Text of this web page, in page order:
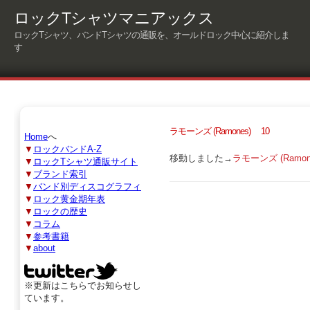
ロックTシャツマニアックス
ロックTシャツ、バンドTシャツの通販を、オールドロック中心に紹介しま
す
ラモーンズ (Ramones) 10
移動しました→ ラモーンズ
Homeへ
▼ ロックバンドA-Z
▼ ロックTシャツ通販サイト
▼ ブランド索引
▼ バンド別ディスコグラフィ
▼ ロック黄金期年表
▼ ロックの歴史
▼ コラム
▼ 参考書籍
▼ about
※更新はこちらでお知らせし
ています。